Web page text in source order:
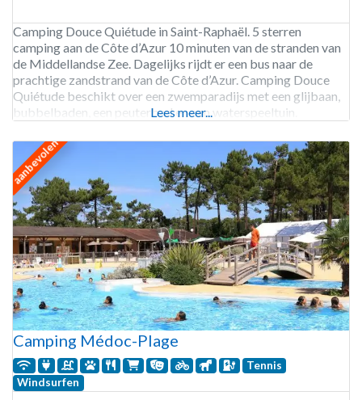
Camping Douce Quiétude in Saint-Raphaël. 5 sterren
camping aan de Côte d’Azur 10 minuten van de stranden van
de Middellandse Zee. Dagelijks rijdt er een bus naar de
prachtige zandstrand van de Côte d’Azur. Camping Douce
Quiétude beschikt over een zwemparadijs met een glijbaan,
bubbelbaden, een peuterbad en een waterspeeltuin.
Lees meer...
aanbevolen
Camping Médoc-Plage
Tennis
Windsurfen